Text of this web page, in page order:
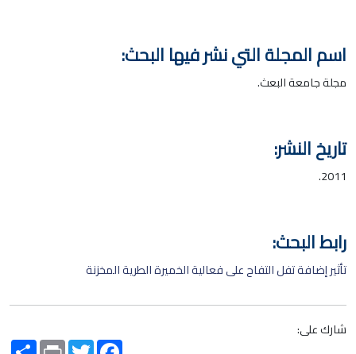
اسم المجلة التي نشر فيها البحث:
مجلة جامعة البعث.
تاريخ النشر:
2011.
رابط البحث:
تأثير إضافة تفل التفاح على فعالية الخميرة الطرية المخزنة
شارك على:
Share PrintTwitterFacebook